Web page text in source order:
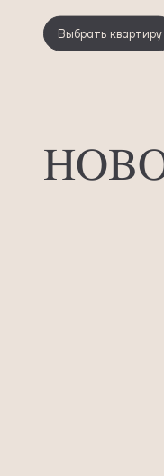
Выбрать квартиру